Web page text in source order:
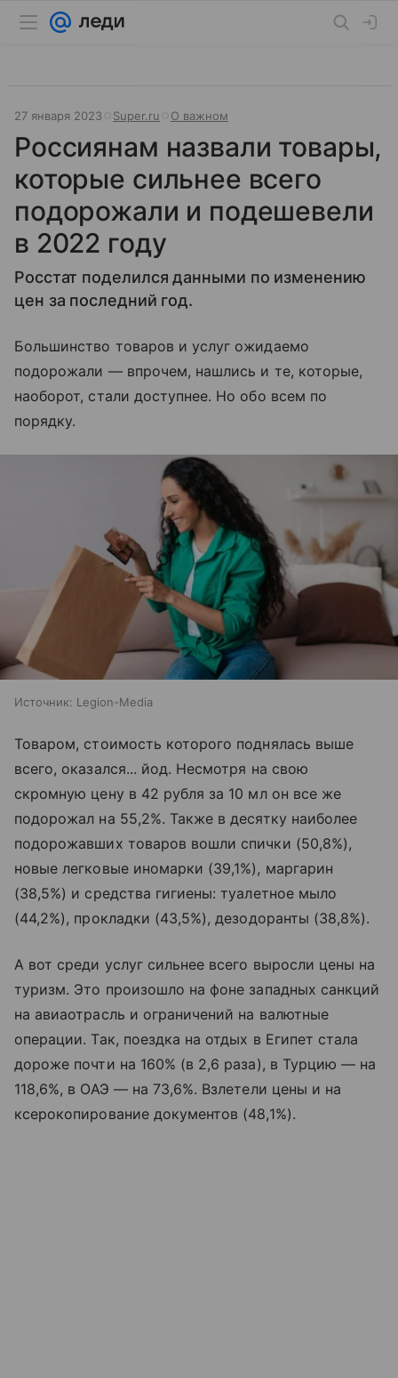
27 января 2023 Super.ru О важном
Россиянам назвали товары,
которые сильнее всего
подорожали и подешевели
в 2022 году
Росстат поделился данными по изменению
цен за последний год.
Большинство товаров и услуг ожидаемо
подорожали — впрочем, нашлись и те, которые,
наоборот, стали доступнее. Но обо всем по
порядку.
Источник: Legion-Media
Товаром, стоимость которого поднялась выше
всего, оказался... йод. Несмотря на свою
скромную цену в 42 рубля за 10 мл он все же
подорожал на 55,2%. Также в десятку наиболее
подорожавших товаров вошли спички (50,8%),
новые легковые иномарки (39,1%), маргарин
(38,5%) и средства гигиены: туалетное мыло
(44,2%), прокладки (43,5%), дезодоранты (38,8%).
А вот среди услуг сильнее всего выросли цены на
туризм. Это произошло на фоне западных санкций
на авиаотрасль и ограничений на валютные
операции. Так, поездка на отдых в Египет стала
дороже почти на 160% (в 2,6 раза), в Турцию — на
118,6%, в ОАЭ — на 73,6%. Взлетели цены и на
ксерокопирование документов (48,1%).